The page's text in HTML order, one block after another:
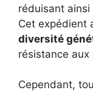
réduisant ainsi
Cet expédient
diversité
résistance aux
Cependant,